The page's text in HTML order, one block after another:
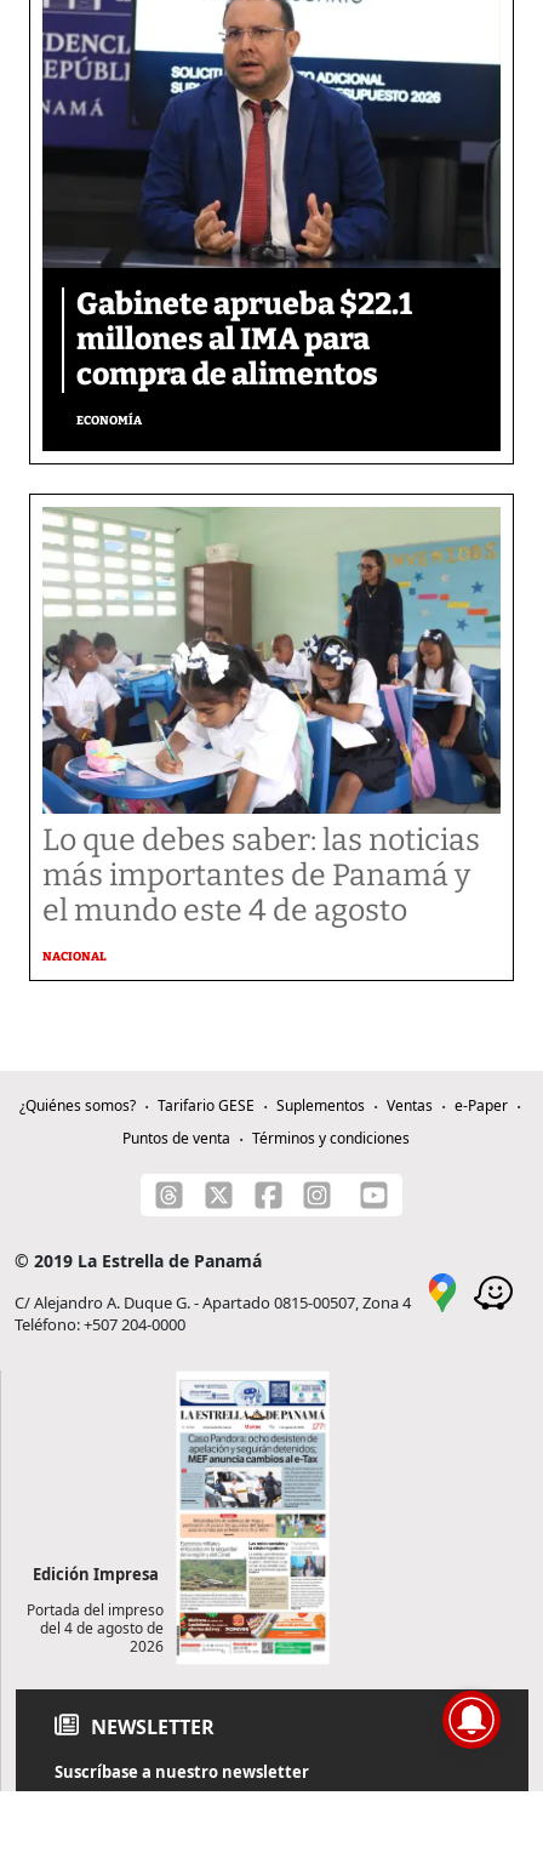
Gabinete aprueba $22.1
millones al IMA para
compra de alimentos
ECONOMÍA
Lo que debes saber: las noticias
más importantes de Panamá y
el mundo este 4 de agosto
NACIONAL
¿Quiénes somos? Tarifario GESE Suplementos Ventas
e-Paper
Puntos de venta
Términos y condiciones
© 2019 La Estrella de Panamá
C/ Alejandro A. Duque G. - Apartado 0815-00507, Zona 4
Teléfono: +507 204-0000
Edición Impresa
Portada del impreso
del 4 de agosto de
2026
NEWSLETTER
Suscríbase a nuestro newsletter
Reciba diariamente información de actualidad directamente en